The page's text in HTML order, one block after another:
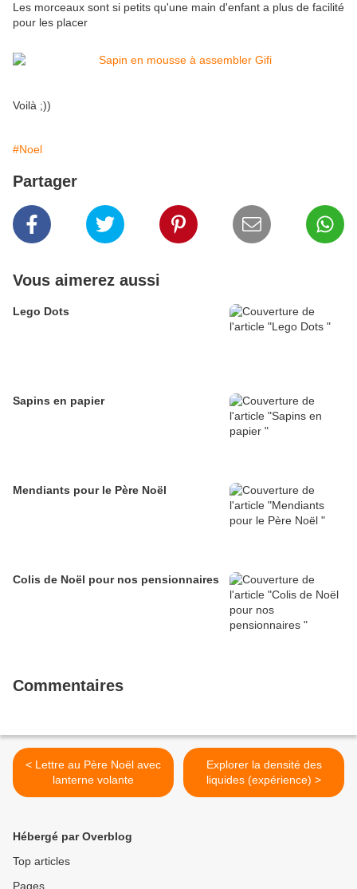
Les morceaux sont si petits qu'une main d'enfant a plus de facilité
pour les placer
Voilà ;))
#Noel
Partager
Vous aimerez aussi
Lego Dots
Sapins en papier
Mendiants pour le Père Noël
Colis de Noël pour nos pensionnaires
Commentaires
< Lettre au Père Noël avec
lanterne volante
Explorer la densité des
liquides (expérience) >
Hébergé par Overblog
Top articles
Pages